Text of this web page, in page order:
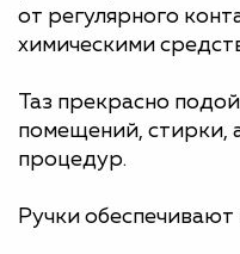
от регулярного
химическими
Таз прекрасно
помещений, стирки,
процедур.
Ручки